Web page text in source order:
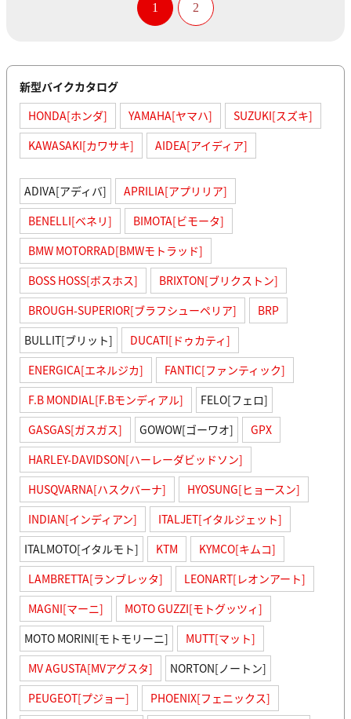
1 2
新型バイクカタログ
HONDA[ホンダ]
YAMAHA[ヤマハ]
SUZUKI[スズキ]
KAWASAKI[カワサキ]
AIDEA[アイディア]
ADIVA[アディバ]
APRILIA[アプリリア]
BENELLI[ベネリ]
BIMOTA[ビモータ]
BMW MOTORRAD[BMWモトラッド]
BOSS HOSS[ボスホス]
BRIXTON[ブリクストン]
BROUGH-SUPERIOR[ブラフシューペリア]
BRP
BULLIT[ブリット]
DUCATI[ドゥカティ]
ENERGICA[エネルジカ]
FANTIC[ファンティック]
F.B MONDIAL[F.Bモンディアル]
FELO[フェロ]
GASGAS[ガスガス]
GOWOW[ゴーワオ]
GPX
HARLEY-DAVIDSON[ハーレーダビッドソン]
HUSQVARNA[ハスクバーナ]
HYOSUNG[ヒョースン]
INDIAN[インディアン]
ITALJET[イタルジェット]
ITALMOTO[イタルモト]
KTM
KYMCO[キムコ]
LAMBRETTA[ランブレッタ]
LEONART[レオンアート]
MAGNI[マーニ]
MOTO GUZZI[モトグッツィ]
MOTO MORINI[モトモリーニ]
MUTT[マット]
MV AGUSTA[MVアグスタ]
NORTON[ノートン]
PEUGEOT[プジョー]
PHOENIX[フェニックス]